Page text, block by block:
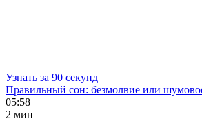
Узнать за 90 секунд
Правильный сон: безмолвие или
05:58
2 мин